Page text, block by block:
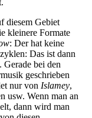
diesem Gebiet
kleinere Formate
: Der hat keine
Das ist dann
Gerade bei den
geschrieben
nur von Islamey,
usw. Wenn man an
dann wird man